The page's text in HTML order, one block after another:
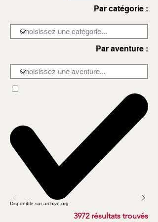
Par catégorie :
Par aventure :
Disponible sur archive.org
3972 résultats trouvés